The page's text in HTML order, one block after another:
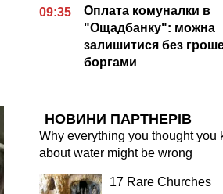
09:35
Оплата комуналки в
"Ощадбанку": можна
залишитися без
боргами
НОВИНИ ПАРТНЕРІВ
Why everything you thought you
about water might be wrong
17 Rare Churches